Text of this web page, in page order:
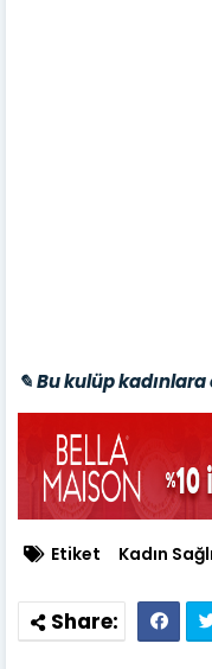
✎ Bu kulüp kadınlara
Etiket Kadın